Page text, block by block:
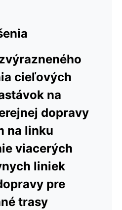
cieľových
na
dopravy
na linku
viacerých
liniek
pre
trasy